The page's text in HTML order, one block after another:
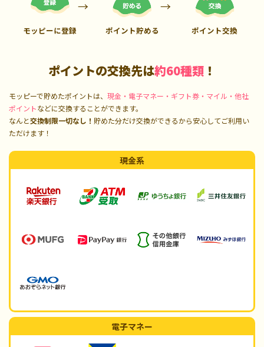
モッピーに登録 ポイント貯める ポイント交換
ポイントの交換先は約60種類 ！
モッピーで貯めたポイントは、 現金・電子マネー・ギフト券・マイル・他社
ポイントなどに交換することができます。
なんと交換制限一切なし！ 貯めた分だけ交換ができるから安心してご利用い
ただけます！
現金系
電子マネー